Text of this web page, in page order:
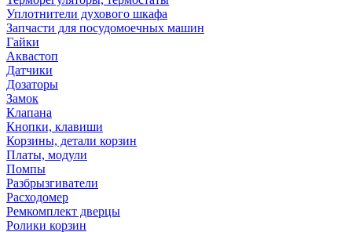
Уплотнители духового шкафа
Запчасти для посудомоечных машин
Гайки
Аквастоп
Датчики
Дозаторы
Замок
Клапана
Кнопки, клавиши
Корзины, детали корзин
Платы, модули
Помпы
Разбрызгиватели
Расходомер
Ремкомплект дверцы
Ролики корзин